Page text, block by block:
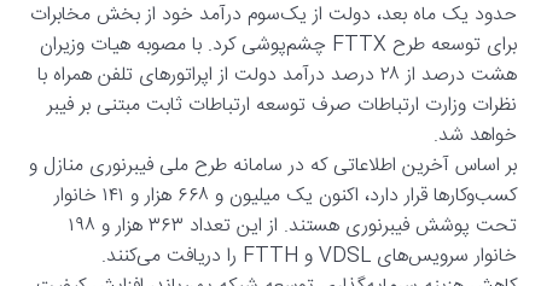
حدود یک ماه بعد، دولت از یک‌سوم درآمد خود از بخش مخابرات
برای توسعه طرح FTTX چشم‌پوشی کرد. با مصوبه هیات وزیران
هشت درصد از ۲۸ درصد درآمد دولت از اپراتورهای تلفن همراه با
نظرات وزارت ارتباطات صرف توسعه ارتباطات ثابت مبتنی بر فیبر
خواهد شد.
بر اساس آخرین اطلاعاتی که در سامانه طرح ملی فیبرنوری منازل و
کسب‌وکارها قرار دارد، اکنون یک میلیون و ۶۶۸ هزار و ۱۴۱ خانوار
تحت پوشش فیبرنوری هستند. از این تعداد ۳۶۳ هزار و ۱۹۸
خانوار سرویس‌های VDSL و FTTH را دریافت می‌کنند.